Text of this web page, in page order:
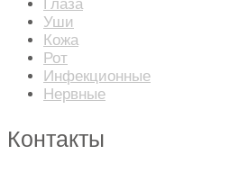
Глаза
Уши
Кожа
Рот
Инфекционные
Нервные
Контакты